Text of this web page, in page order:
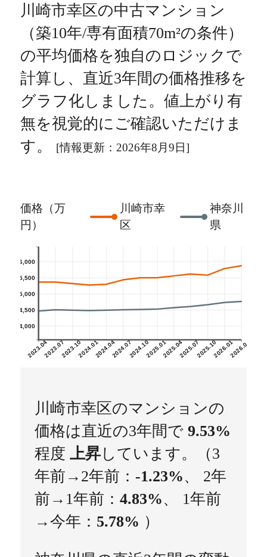
川崎市幸区の中古マンション
（築10年/専有面積70m²の条件）
の平均価格を独自のロジックで
計算し、直近3年間の価格推移を
グラフ化しました。値上がり有
無を視覚的にご確認いただけま
す。
[情報更新：2026年8月9日]
価格（万
円）
川崎市幸
区
神奈川
県
2023.042023.072023.102024.012024.042024.072024.102025.012025.042025.072025.102026.012026.04
4,000
4,500
5,000
5,500
6,000
川崎市幸区のマンションの
価格は直近の3年間で 9.53%
程度 上昇しています。（3
年前→2年前： -1.23%、 2年
前→1年前： 4.83%、 1年前
→今年： 5.78% ）